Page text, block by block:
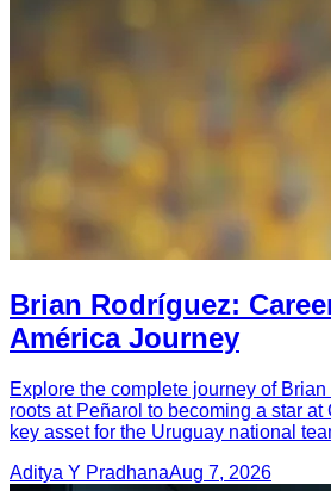
Brian Rodríguez:
América Journey
Explore the complete journey of
roots at Peñarol to becoming a star at
key asset for the Uruguay national
Aditya Y PradhanaAug 7, 2026